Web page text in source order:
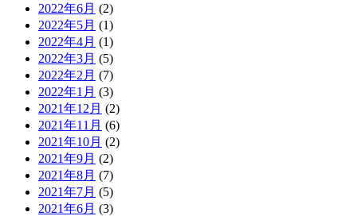
2022年6月 (2)
2022年5月 (1)
2022年4月 (1)
2022年3月 (5)
2022年2月 (7)
2022年1月 (3)
2021年12月 (2)
2021年11月 (6)
2021年10月 (2)
2021年9月 (2)
2021年8月 (7)
2021年7月 (5)
2021年6月 (3)